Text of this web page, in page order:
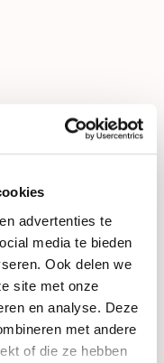
advertenties te
media te bieden
Ook delen we
site met onze
en analyse. Deze
met andere
of die ze hebben